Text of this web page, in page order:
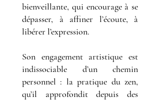
bienveillante, qui encourage à se
dépasser, à affiner l’écoute, à
libérer l’expression.
Son engagement artistique est
indissociable d’un chemin
personnel : la pratique du zen,
qu’il approfondit depuis des